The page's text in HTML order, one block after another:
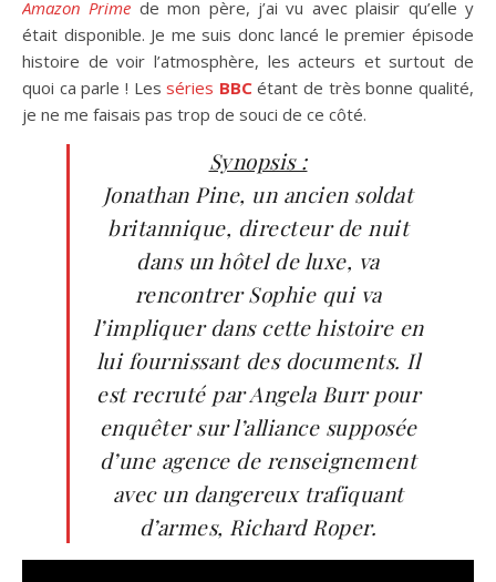
Amazon Prime de mon père, j’ai vu avec plaisir qu’elle y
était disponible. Je me suis donc lancé le premier épisode
histoire de voir l’atmosphère, les acteurs et surtout de
quoi ca parle ! Lesséries BBCétant de très bonne qualité,
je ne me faisais pas trop de souci de ce côté.
Synopsis :
Jonathan Pine, un ancien soldat
britannique, directeur de nuit
dans un hôtel de luxe, va
rencontrer Sophie qui va
l’impliquer dans cette histoire en
lui fournissant des documents. Il
est recruté par Angela Burr pour
enquêter sur l’alliance supposée
d’une agence de renseignement
avec un dangereux trafiquant
d’armes, Richard Roper.